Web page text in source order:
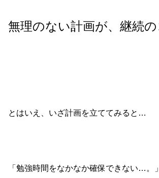
無理のない計画が、継続
とはいえ、いざ計画を立ててみると…
「勉強時間をなかなか確保できない…。」